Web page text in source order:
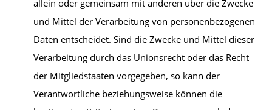
allein oder gemeinsam mit anderen über die Zwecke
und Mittel der Verarbeitung von personenbezogenen
Daten entscheidet. Sind die Zwecke und Mittel dieser
Verarbeitung durch das Unionsrecht oder das Recht
der Mitgliedstaaten vorgegeben, so kann der
Verantwortliche beziehungsweise können die